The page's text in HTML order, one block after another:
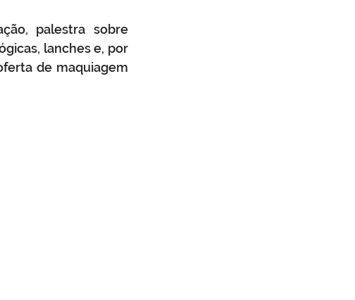
palestra sobre
lanches e, por
de maquiagem